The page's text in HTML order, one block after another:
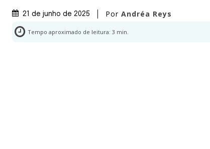
21 de junho de 2025 Por Andréa Reys
Tempo aproximado de leitura: 3 min.